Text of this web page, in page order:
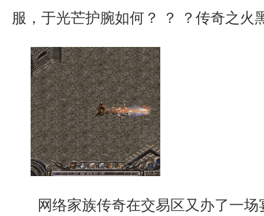
服，于光芒护腕如何？ ？ ？传奇之火
网络家族传奇在交易区又办了一